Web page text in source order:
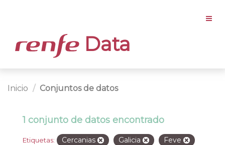
Data
Inicio Conjuntos de datos
1 conjunto de datos encontrado
Etiquetas: Cercanias Galicia
Feve